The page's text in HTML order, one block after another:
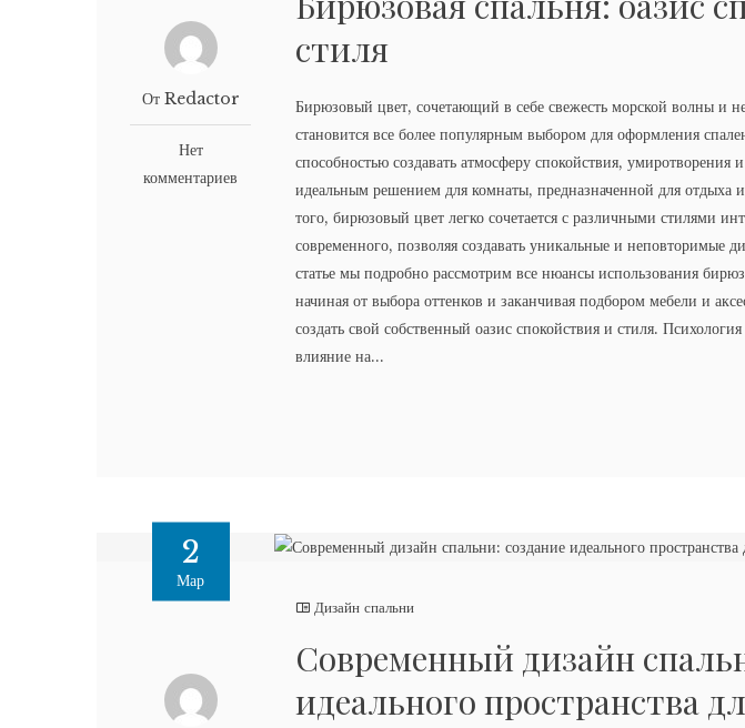
От Redactor
Нет
комментариев
стиля
Бирюзовый цвет, сочетающий в себе свежесть морской волны и
становится все более популярным выбором для оформления
способностью создавать атмосферу спокойствия, умиротворения
идеальным решением для комнаты, предназначенной для отдыха
того, бирюзовый цвет легко сочетается с различными стилями
современного, позволяя создавать уникальные и неповторимые
статье мы подробно рассмотрим все нюансы использования
начиная от выбора оттенков и заканчивая подбором мебели и
создать свой собственный оазис спокойствия и стиля.
влияние на...
2
Мар
Дизайн спальни
Современный дизайн
идеального пространства